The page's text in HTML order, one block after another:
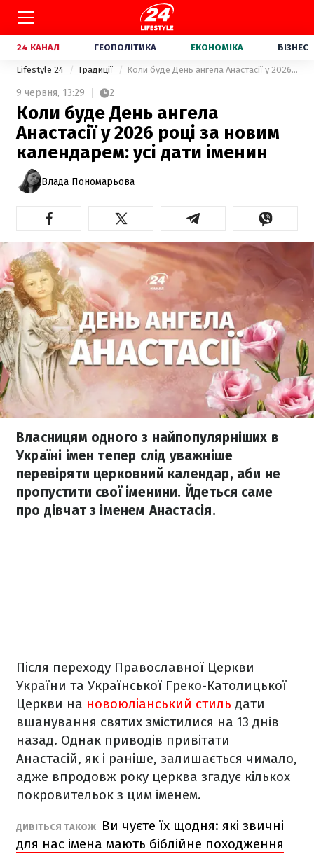
24 КАНАЛ ГЕОПОЛІТИКА ЕКОНОМІКА БІЗНЕС
Lifestyle 24 Традиції Коли буде День ангела Анастасії у 2026 році за новим календарем: усі дати іменин
9 червня, 13:29 2
Коли буде День ангела
Анастасії у 2026 році за новим
календарем: усі дати іменин
Влада Пономарьова
Власницям одного з найпопулярніших в
Україні імен тепер слід уважніше
перевіряти церковний календар, аби не
пропустити свої іменини. Йдеться саме
про дівчат з іменем Анастасія.
Після переходу Православної Церкви
України та Української Греко-Католицької
Церкви на новоюліанський стиль дати
вшанування святих змістилися на 13 днів
назад. Однак приводів привітати
Анастасій, як і раніше, залишається чимало,
адже впродовж року церква згадує кількох
покровительок з цим іменем.
ДИВІТЬСЯ ТАКОЖ
Ви чуєте їх щодня: які звичні
для нас імена мають біблійне походження